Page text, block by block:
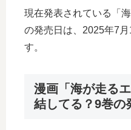
現在発表されている「
の発売日は、2025年7
す。
漫画「海が走る
結してる？9巻の